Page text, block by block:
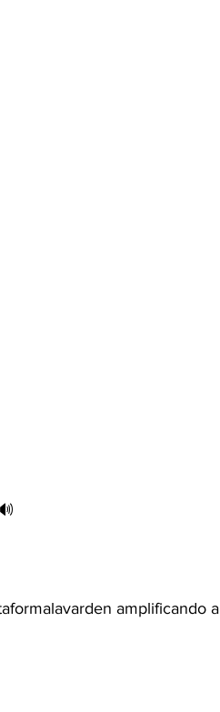
amplificando a